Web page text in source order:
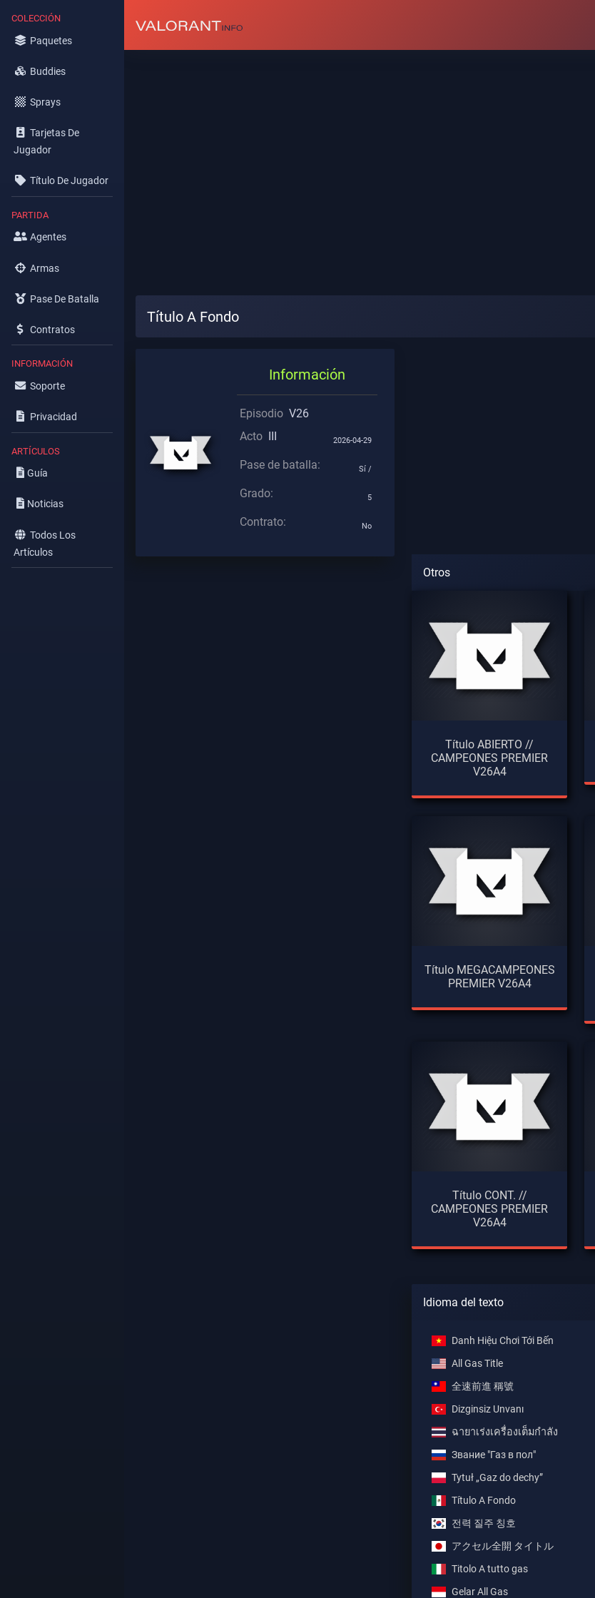
COLECCIÓN
Paquetes
Buddies
Sprays
Tarjetas De
Jugador
Título De Jugador
PARTIDA
Agentes
Armas
Pase De Batalla
Contratos
INFORMACIÓN
Soporte
Privacidad
ARTÍCULOS
Guía
Noticias
Todos Los
Artículos
Título A Fondo
Información
Episodio V26
Acto III 2026-04-29
Pase de batalla: Sí /
Grado: 5
Contrato: No
Otros
Título ABIERTO //
CAMPEONES PREMIER
V26A4
Título MEGACAMPEONES
PREMIER V26A4
Título CONT. //
CAMPEONES PREMIER
V26A4
Idioma del texto
Danh Hiệu Chơi Tới Bến
All Gas Title
全速前進 稱號
Dizginsiz Unvanı
ฉายาเร่งเครื่องเต็มกำลัง
Звание "Газ в пол"
Tytuł „Gaz do dechy”
Título A Fondo
전력 질주 칭호
アクセル全開 タイトル
Titolo A tutto gas
Gelar All Gas